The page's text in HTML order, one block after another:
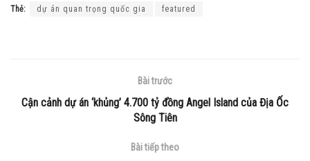
Thẻ: dự án quan trọng quốc gia featured
Bài trước
Cận cảnh dự án ‘khủng’ 4.700 tỷ đồng Angel Island của Địa Ốc
Sông Tiên
Bài tiếp theo